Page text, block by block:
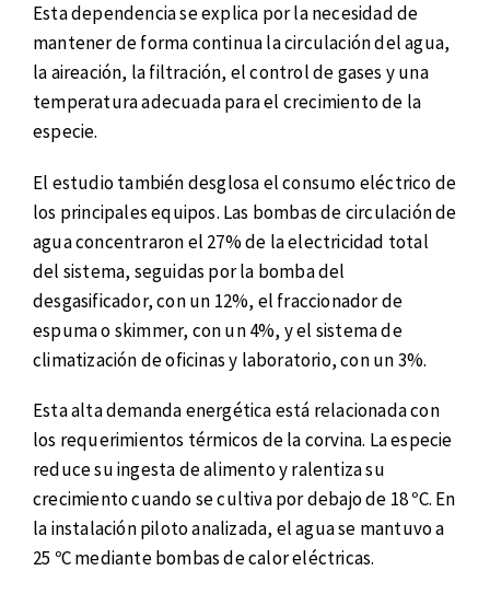
Esta dependencia se explica por la necesidad de
mantener de forma continua la circulación del agua,
la aireación, la filtración, el control de gases y una
temperatura adecuada para el crecimiento de la
especie.
El estudio también desglosa el consumo eléctrico de
los principales equipos. Las bombas de circulación de
agua concentraron el 27% de la electricidad total
del sistema, seguidas por la bomba del
desgasificador, con un 12%, el fraccionador de
espuma o skimmer, con un 4%, y el sistema de
climatización de oficinas y laboratorio, con un 3%.
Esta alta demanda energética está relacionada con
los requerimientos térmicos de la corvina. La especie
reduce su ingesta de alimento y ralentiza su
crecimiento cuando se cultiva por debajo de 18 ºC. En
la instalación piloto analizada, el agua se mantuvo a
25 ºC mediante bombas de calor eléctricas.